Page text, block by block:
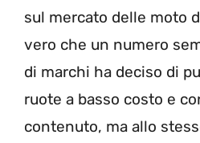
sul mercato delle moto
vero che un numero
di marchi ha deciso di
ruote a basso costo e
contenuto, ma allo